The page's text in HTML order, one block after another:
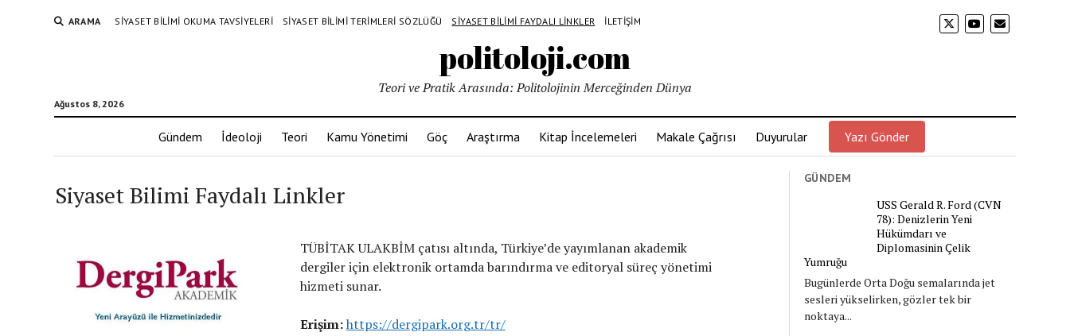
ARAMA SIYASET BILIMI OKUMA TAVSIYELERI SIYASET BILIMI TERIMLERI SÖZLÜĞÜ SIYASET BILIMI FAYDALI LINKLER İLETIŞIM
politoloji.com
Ağustos 8, 2026
Teori ve Pratik Arasında: Politolojinin Merceğinden Dünya
Gündem İdeoloji Teori Kamu Yönetimi Göç Araştırma Kitap İncelemeleri Makale Çağrısı Duyurular Yazı Gönder
Siyaset Bilimi Faydalı Linkler
TÜBİTAK ULAKBİM çatısı altında, Türkiye’de yayımlanan akademik
dergiler için elektronik ortamda barındırma ve editoryal süreç yönetimi
hizmeti sunar.
Erişim:https://dergipark.org.tr/tr/
GÜNDEM
USS Gerald R. Ford (CVN
78): Denizlerin Yeni
Hükümdarı ve
Diplomasinin Çelik
Yumruğu
Bugünlerde Orta Doğu semalarında jet
sesleri yükselirken, gözler tek bir
noktaya...